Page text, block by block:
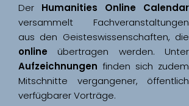
Der
versammelt Fachveranstaltungen
online
Aufzeichnungen finden sich zudem
Mitschnitte vergangener, öffentlich